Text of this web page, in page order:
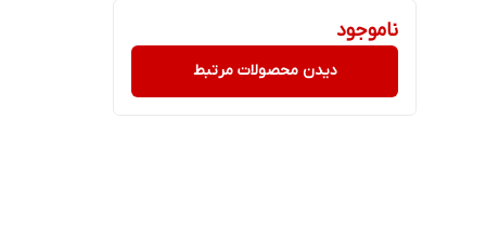
ناموجود
دیدن محصولات مرتبط